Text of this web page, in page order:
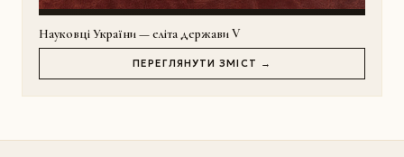
Науковці України — еліта держави V
ПЕРЕГЛЯНУТИ ЗМІСТ →